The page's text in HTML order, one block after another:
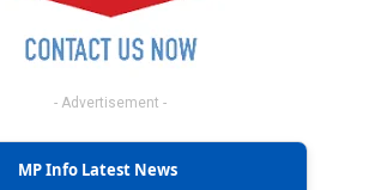
- Advertisement -
MP Info Latest News